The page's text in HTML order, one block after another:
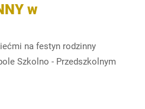
w
na festyn rodzinny
Szkolno - Przedszkolnym